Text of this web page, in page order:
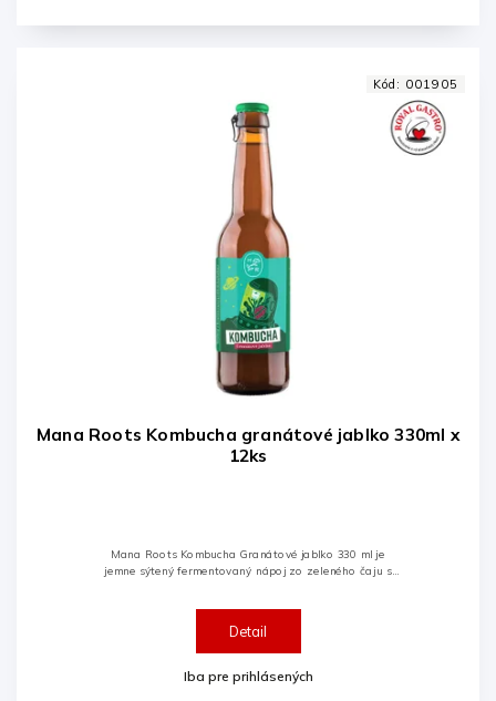
Mana Roots Kombucha granátové jablko 330ml x
12ks
Iba pre prihlásených
Detail
Mana Roots Kombucha Granátové jablko 330 ml je
jemne sýtený fermentovaný nápoj zo zeleného čaju s
Kód: 001905